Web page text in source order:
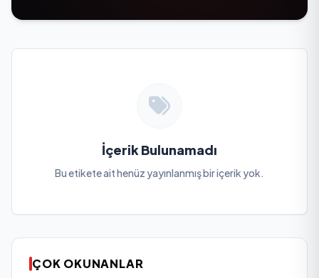
İçerik Bulunamadı
Bu etikete ait henüz yayınlanmış bir içerik yok.
ÇOK OKUNANLAR